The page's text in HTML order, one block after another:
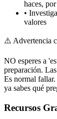
haces,
•
valores
⚠️ Advertencia
NO esperes a
preparación.
Es normal
ya sabes qué
Recursos